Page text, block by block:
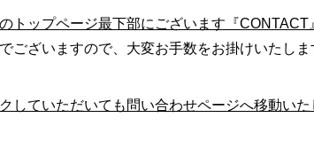
トップページ最下部にございます『
ございますので、大変お手数をお掛けいたし
していただいても問い合わせページへ移動いた